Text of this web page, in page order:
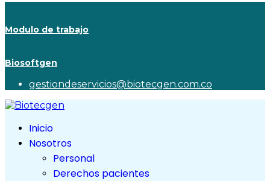
Modulo de trabajo
Biosoftgen
gestiondeservicios@biotecgen.com.co
Inicio
Nosotros
Personal
Derechos pacientes